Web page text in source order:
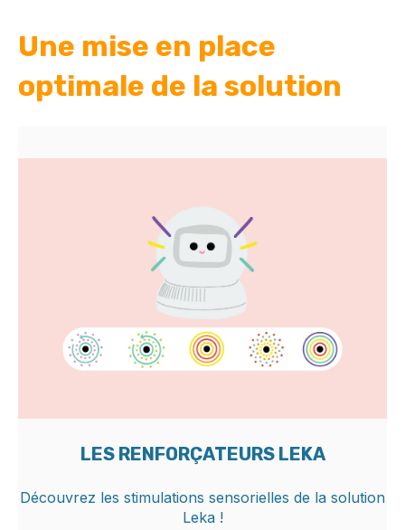
Une mise en place
optimale de la solution
LES RENFORÇATEURS LEKA
Découvrez les stimulations sensorielles de la solution
Leka !